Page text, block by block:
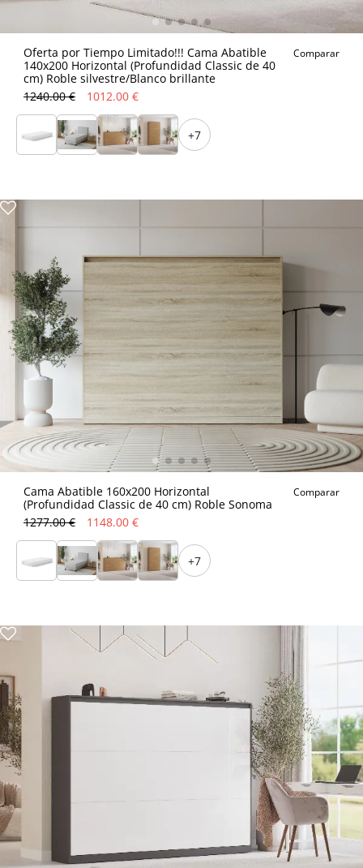
Oferta por Tiempo Limitado!!! Cama Abatible
140x200 Horizontal (Profundidad Classic de 40
cm) Roble silvestre/Blanco brillante
Comparar
1240.00 € 1012.00 €
+7
Cama Abatible 160x200 Horizontal
(Profundidad Classic de 40 cm) Roble Sonoma
Comparar
1277.00 € 1148.00 €
+7